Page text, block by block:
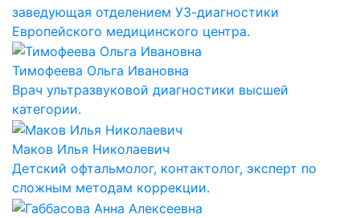
заведующая отделением УЗ-диагностики
Европейского медицинского центра.
Тимофеева Ольга Ивановна
Врач ультразвуковой диагностики высшей
категории.
Маков Илья Николаевич
Детский офтальмолог, контактолог, эксперт по
сложным методам коррекции.